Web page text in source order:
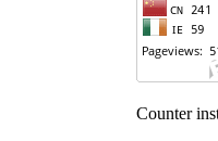
Counter